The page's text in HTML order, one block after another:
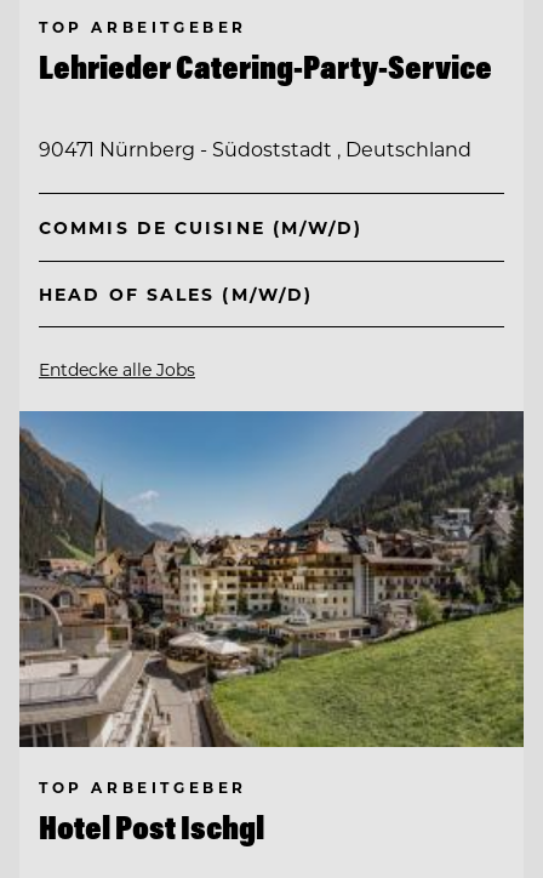
TOP ARBEITGEBER
Lehrieder Catering-Party-Service
90471 Nürnberg - Südoststadt , Deutschland
COMMIS DE CUISINE (M/W/D)
HEAD OF SALES (M/W/D)
Entdecke alle Jobs
TOP ARBEITGEBER
Hotel Post Ischgl